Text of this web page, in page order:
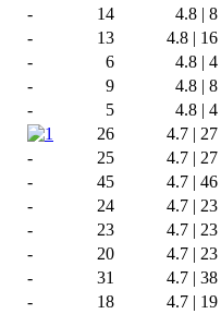
- 14 4.8 | 8
- 13 4.8 | 16
- 6 4.8 | 4
- 9 4.8 | 8
- 5 4.8 | 4
26 4.7 | 27
- 25 4.7 | 27
- 45 4.7 | 46
- 24 4.7 | 23
- 23 4.7 | 23
- 20 4.7 | 23
- 31 4.7 | 38
- 18 4.7 | 19